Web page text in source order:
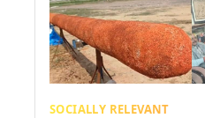
SOCIALLY RELEVANT